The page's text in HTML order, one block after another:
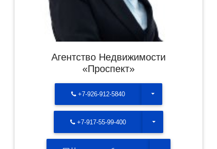
Агентство Недвижимости
«Проспект»
+7-926-912-5840 Toggle Dropdown
+7-917-55-99-400 Toggle Dropdown